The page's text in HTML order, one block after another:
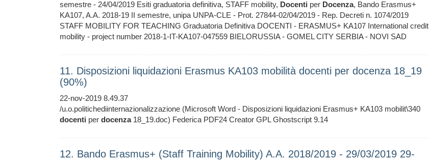
semestre - 24/04/2019 Esiti graduatoria definitiva, STAFF mobility, Docenti per Docenza, Bando Erasmus+
KA107, A.A. 2018-19 II semestre, unipa UNPA-CLE - Prot. 27844-02/04/2019 - Rep. Decreti n. 1074/2019
STAFF MOBILITY FOR TEACHING Graduatoria Definitiva DOCENTI - ERASMUS+ KA107 International credit
mobility - project number 2018-1-IT-KA107-047559 BIELORUSSIA - GOMEL CITY SERBIA - NOVI SAD
11. Disposizioni liquidazioni Erasmus KA103 mobilità docenti per docenza 18_19
(90%)
22-nov-2019 8.49.37
/u.o.politichediinternazionalizzazione (Microsoft Word - Disposizioni liquidazioni Erasmus+ KA103 mobilit\340
docenti per docenza18_19.doc) Federica PDF24 Creator GPL Ghostscript 9.14
12. Bando Erasmus+ (Staff Training Mobility) A.A. 2018/2019 - 29/03/2019 29-